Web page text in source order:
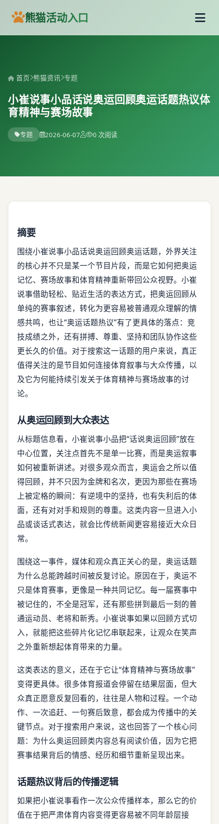
熊猫活动入口
首页 熊猫资讯 专题
小崔说事小品话说奥运回顾奥运话题热议体
育精神与赛场故事
专题 2026-06-07 0 次阅读
摘要
围绕小崔说事小品话说奥运回顾奥运话题，外界关注
的核心并不只是某一个节目片段，而是它如何把奥运
记忆、赛场故事和体育精神重新带回公众视野。小崔
说事借助轻松、贴近生活的表达方式，把奥运回顾从
单纯的赛事叙述，转化为更容易被普通观众理解的情
感共鸣，也让“奥运话题热议”有了更具体的落点：竞
技成绩之外，还有拼搏、尊重、坚持和团队协作这些
更长久的价值。对于搜索这一话题的用户来说，真正
值得关注的是节目如何连接体育叙事与大众传播，以
及它为何能持续引发关于体育精神与赛场故事的讨
论。
从奥运回顾到大众表达
从标题信息看，小崔说事小品把“话说奥运回顾”放在
中心位置，关注点首先不是单一比赛，而是奥运叙事
如何被重新讲述。对很多观众而言，奥运会之所以值
得回顾，并不只因为金牌和名次，更因为那些在赛场
上被定格的瞬间：有逆境中的坚持，也有失利后的体
面，还有对对手和规则的尊重。这类内容一旦进入小
品或谈话式表达，就会比传统新闻更容易接近大众日
常。
围绕这一事件，媒体和观众真正关心的是，奥运话题
为什么总能跨越时间被反复讨论。原因在于，奥运不
只是体育赛事，更像是一种共同记忆。每一届赛事中
被记住的，不全是冠军，还有那些拼到最后一刻的普
通运动员、老将和新秀。小崔说事如果以回顾方式切
入，就能把这些碎片化记忆串联起来，让观众在笑声
之外重新想起体育带来的力量。
这类表达的意义，还在于它让“体育精神与赛场故事”
变得更具体。很多体育报道会停留在结果层面，但大
众真正愿意反复回看的，往往是人物和过程。一个动
作、一次追赶、一句赛后致意，都会成为传播中的关
键节点。对于搜索用户来说，这也回答了一个核心问
题：为什么奥运回顾类内容总有阅读价值，因为它把
赛事结果背后的情感、经历和细节重新呈现出来。
话题热议背后的传播逻辑
如果把小崔说事看作一次公众传播样本，那么它的价
值在于把严肃体育内容变得更容易被不同年龄层接